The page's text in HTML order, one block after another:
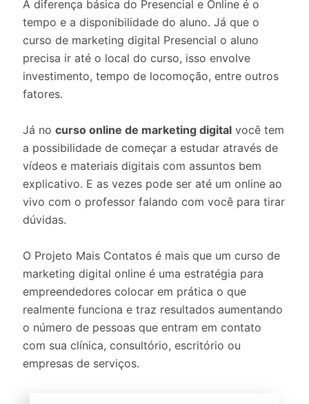
A diferença básica do Presencial e Online é o
tempo e a disponibilidade do aluno. Já que o
curso de marketing digital Presencial o aluno
precisa ir até o local do curso, isso envolve
investimento, tempo de locomoção, entre outros
fatores.
Já no curso online de marketing digital você tem
a possibilidade de começar a estudar através de
vídeos e materiais digitais com assuntos bem
explicativo. E as vezes pode ser até um online ao
vivo com o professor falando com você para tirar
dúvidas.
O Projeto Mais Contatos é mais que um curso de
marketing digital online é uma estratégia para
empreendedores colocar em prática o que
realmente funciona e traz resultados aumentando
o número de pessoas que entram em contato
com sua clínica, consultório, escritório ou
empresas de serviços.